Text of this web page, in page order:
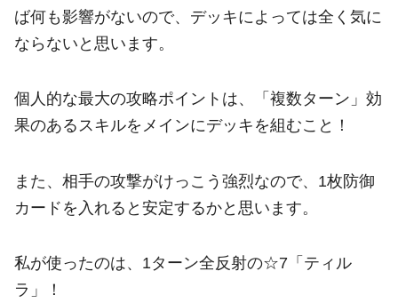
ば何も影響がないので、デッキによっては全く気に
ならないと思います。
個人的な最大の攻略ポイントは、「複数ターン」効
果のあるスキルをメインにデッキを組むこと！
また、相手の攻撃がけっこう強烈なので、1枚防御
カードを入れると安定するかと思います。
私が使ったのは、1ターン全反射の☆7「ティル
ラ」！